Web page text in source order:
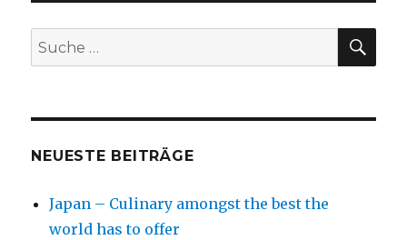
Suche
nach:
NEUESTE BEITRÄGE
Japan – Culinary amongst the best the
world has to offer